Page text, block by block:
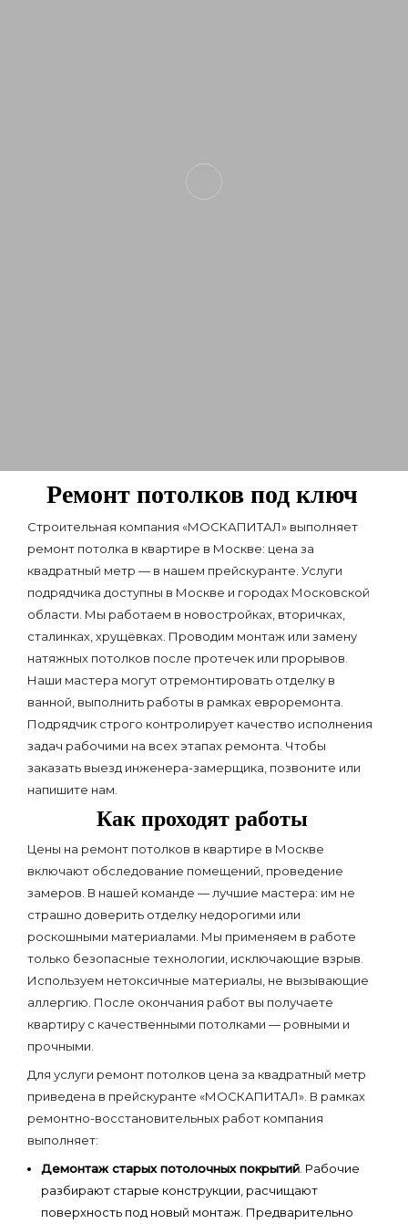
Ремонт потолков под ключ
Строительная компания «МОСКАПИТАЛ» выполняет
ремонт потолка в квартире в Москве: цена за
квадратный метр — в нашем прейскуранте. Услуги
подрядчика доступны в Москве и городах Московской
области. Мы работаем в новостройках, вторичках,
сталинках, хрущёвках. Проводим монтаж или замену
натяжных потолков после протечек или прорывов.
Наши мастера могут отремонтировать отделку в
ванной, выполнить работы в рамках евроремонта.
Подрядчик строго контролирует качество исполнения
задач рабочими на всех этапах ремонта. Чтобы
заказать выезд инженера-замерщика, позвоните или
напишите нам.
Как проходят работы
Цены на ремонт потолков в квартире в Москве
включают обследование помещений, проведение
замеров. В нашей команде — лучшие мастера: им не
страшно доверить отделку недорогими или
роскошными материалами. Мы применяем в работе
только безопасные технологии, исключающие взрыв.
Используем нетоксичные материалы, не вызывающие
аллергию. После окончания работ вы получаете
квартиру с качественными потолками — ровными и
прочными.
Для услуги ремонт потолков цена за квадратный метр
приведена в прейскуранте «МОСКАПИТАЛ». В рамках
ремонтно-восстановительных работ компания
выполняет:
Демонтаж старых потолочных покрытий . Рабочие
разбирают старые конструкции, расчищают
поверхность под новый монтаж. Предварительно